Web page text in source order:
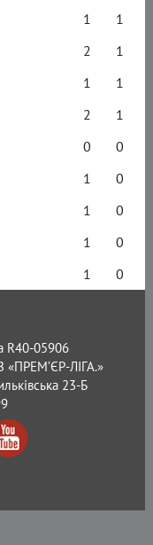
1
1
2
1
1
1
2
1
0
0
1
0
1
0
1
0
1 0
R40-05906
«ПРЕМ’ЄР-ЛІГА.»
23-Б